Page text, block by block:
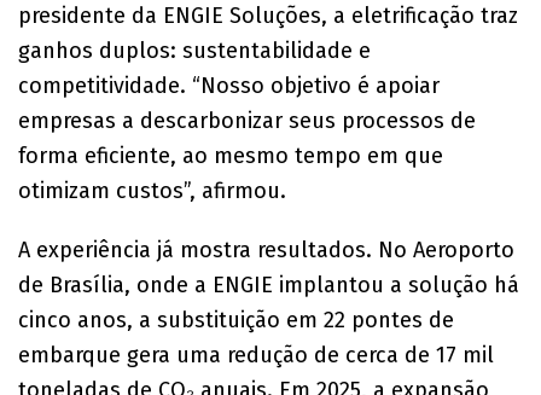
presidente da ENGIE Soluções, a eletrificação traz
ganhos duplos: sustentabilidade e
competitividade. “Nosso objetivo é apoiar
empresas a descarbonizar seus processos de
forma eficiente, ao mesmo tempo em que
otimizam custos”, afirmou.
A experiência já mostra resultados. No Aeroporto
de Brasília, onde a ENGIE implantou a solução há
cinco anos, a substituição em 22 pontes de
embarque gera uma redução de cerca de 17 mil